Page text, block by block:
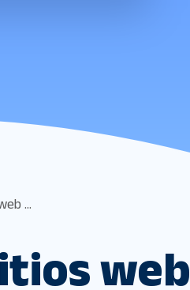
...
web